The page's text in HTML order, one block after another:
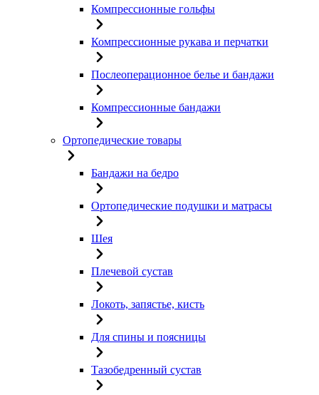
Компрессионные гольфы
Компрессионные рукава и перчатки
Послеоперационное белье и бандажи
Компрессионные бандажи
Ортопедические товары
Бандажи на бедро
Ортопедические подушки и матрасы
Шея
Плечевой сустав
Локоть, запястье, кисть
Для спины и поясницы
Тазобедренный сустав